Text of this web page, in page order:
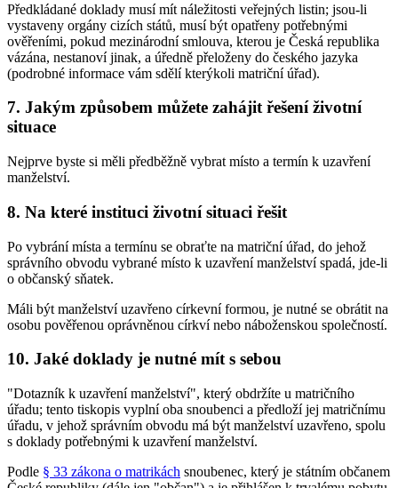
Předkládané doklady musí mít náležitosti veřejných listin; jsou-li
vystaveny orgány cizích států, musí být opatřeny potřebnými
ověřeními, pokud mezinárodní smlouva, kterou je Česká republika
vázána, nestanoví jinak, a úředně přeloženy do českého jazyka
(podrobné informace vám sdělí kterýkoli matriční úřad).
7. Jakým způsobem můžete zahájit řešení životní
situace
Nejprve byste si měli předběžně vybrat místo a termín k uzavření
manželství.
8. Na které instituci životní situaci řešit
Po vybrání místa a termínu se obraťte na matriční úřad, do jehož
správního obvodu vybrané místo k uzavření manželství spadá, jde-li
o občanský sňatek.
Máli být manželství uzavřeno církevní formou, je nutné se obrátit na
osobu pověřenou oprávněnou církví nebo náboženskou společností.
10. Jaké doklady je nutné mít s sebou
"Dotazník k uzavření manželství", který obdržíte u matričního
úřadu; tento tiskopis vyplní oba snoubenci a předloží jej matričnímu
úřadu, v jehož správním obvodu má být manželství uzavřeno, spolu
s doklady potřebnými k uzavření manželství.
Podle § 33 zákona o matrikách snoubenec, který je státním občanem